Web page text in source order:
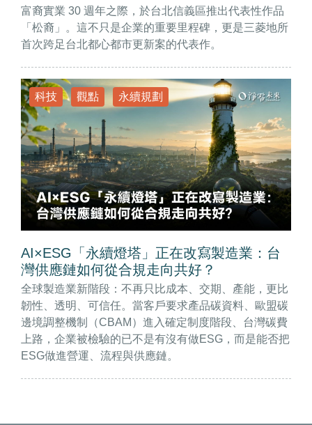
富裔實業 30 週年之際，於台北信義區推出代表性作品
「松裔」。這不只是企業的重要里程碑，更是三菱地所
首次跨足台北都心都市更新案的代表作。
科技 觀點 永續規劃
AI×ESG「永續燈塔」正在改寫製造業：台
灣供應鏈如何從合規走向共好？
全球製造業新階段：不再只比成本、交期、產能，更比
韌性、透明、可信任。當客戶要求產品碳資料、歐盟碳
邊境調整機制（CBAM）進入確定制度階段、台灣碳費
上路，企業被檢驗的已不是有沒有做ESG，而是能否把
ESG做進營運、流程與供應鏈。